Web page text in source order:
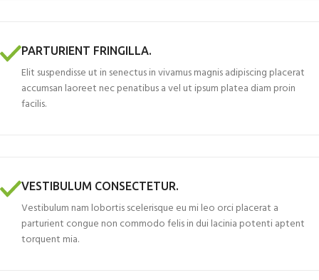
PARTURIENT FRINGILLA.
Elit suspendisse ut in senectus in vivamus magnis adipiscing placerat
accumsan laoreet nec penatibus a vel ut ipsum platea diam proin
facilis.
VESTIBULUM CONSECTETUR.
Vestibulum nam lobortis scelerisque eu mi leo orci placerat a
parturient congue non commodo felis in dui lacinia potenti aptent
torquent mia.